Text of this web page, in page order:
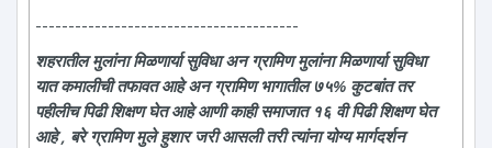
----------------------------------------
शहरातील मुलांना मिळणार्या सुविधा अन ग्रामिण मुलांना मिळणार्या सुविधा
यात कमालीची तफावत आहे अन ग्रामिण भागातील ७५% कुटबांत तर
पहीलीच पिढी शिक्षण घेत आहे आणी काही समाजात १६ वी पिढी शिक्षण घेत
आहे , बरे ग्रामिण मुले हुशार जरी आसली तरी त्यांना योग्य मार्गदर्शन